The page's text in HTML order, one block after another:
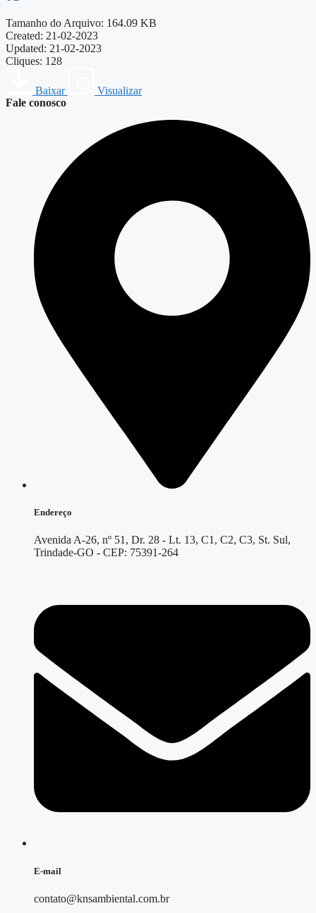
Tamanho do Arquivo: 164.09 KB
Created: 21-02-2023
Updated: 21-02-2023
Cliques: 128
Baixar
Visualizar
Fale conosco
Endereço
Avenida A-26, nº 51, Dr. 28 - Lt. 13, C1, C2, C3, St. Sul,
Trindade-GO - CEP: 75391-264
E-mail
contato@knsambiental.com.br